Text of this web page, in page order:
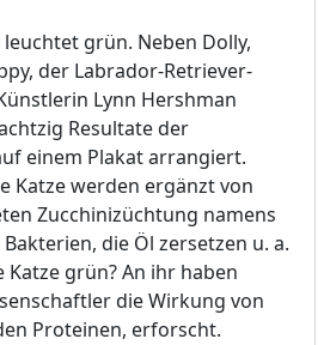
grün. Neben Dolly,
der Labrador-Retriever-
Lynn Hershman
Resultate der
einem Plakat arrangiert.
Katze werden ergänzt von
Zucchinizüchtung namens
die Öl zersetzen u. a.
grün? An ihr haben
die Wirkung von
Proteinen, erforscht.